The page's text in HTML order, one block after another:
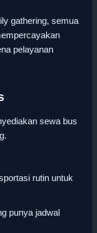
gathering, semua
pelayanan
sewa bus
rutin untuk
punya jadwal